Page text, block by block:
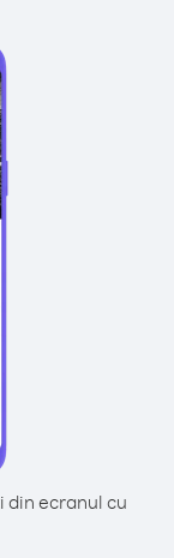
din ecranul cu